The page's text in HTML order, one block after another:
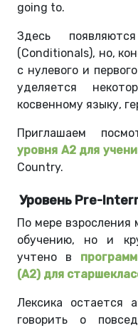
going to.
Здесь
(Conditionals), но,
с нулевого и
уделяется
косвенному языку,
Приглашаем
уровня A2 для
Country.
Уровень Pre-
По мере взросления
обучению, но и
учтено в
(A2) для
Лексика остается
говорить о